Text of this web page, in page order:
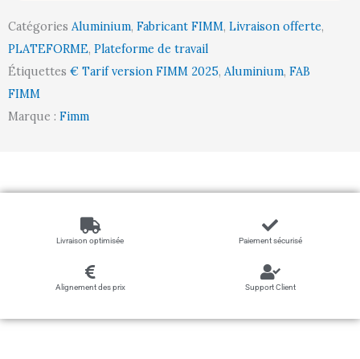
kg
Catégories Aluminium, Fabricant FIMM, Livraison offerte,
PLATEFORME, Plateforme de travail
Étiquettes € Tarif version FIMM 2025, Aluminium, FAB
FIMM
Marque : Fimm
Livraison optimisée Paiement sécurisé
Alignement des prix Support Client